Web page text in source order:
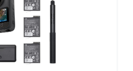
spunti creativi, rendendo questa
per appassionati e